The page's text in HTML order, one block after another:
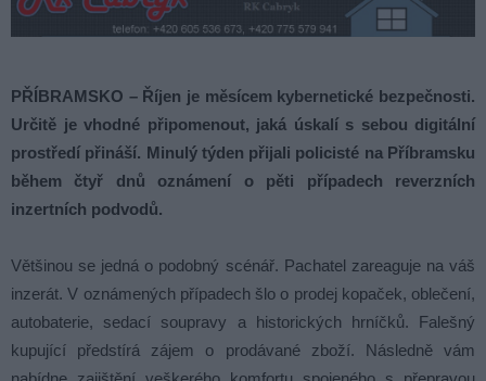
PŘÍBRAMSKO – Říjen je měsícem kybernetické bezpečnosti.
Určitě je vhodné připomenout, jaká úskalí s sebou digitální
prostředí přináší. Minulý týden přijali policisté na Příbramsku
během čtyř dnů oznámení o pěti případech reverzních
inzertních podvodů.
Většinou se jedná o podobný scénář. Pachatel zareaguje na váš
inzerát. V oznámených případech šlo o prodej kopaček, oblečení,
autobaterie, sedací soupravy a historických hrníčků. Falešný
kupující předstírá zájem o prodávané zboží. Následně vám